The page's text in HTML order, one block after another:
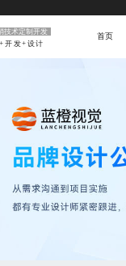
技术定制开发
开发+设计
首页